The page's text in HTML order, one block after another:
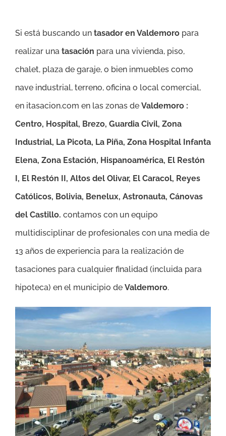
Si está buscando un tasador en Valdemoro para
realizar una tasación para una vivienda, piso,
chalet, plaza de garaje, o bien inmuebles como
nave industrial, terreno, oficina o local comercial,
en itasacion.com en las zonas de Valdemoro :
Centro, Hospital, Brezo, Guardia Civil, Zona
Industrial, La Picota, La Piña, Zona Hospital Infanta
Elena, Zona Estación, Hispanoamérica, El Restón
I, El Restón II, Altos del Olivar, El Caracol, Reyes
Católicos, Bolivia, Benelux, Astronauta, Cánovas
del Castillo. contamos con un equipo
multidisciplinar de profesionales con una media de
13 años de experiencia para la realización de
tasaciones para cualquier finalidad (incluida para
hipoteca) en el municipio de Valdemoro.